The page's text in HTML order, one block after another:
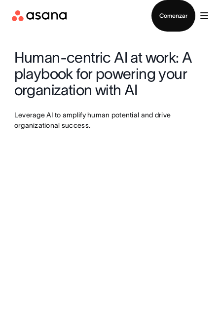
Comenzar
Human-centric AI at work: A
playbook for powering your
organization with AI
Leverage AI to amplify human potential and drive
organizational success.